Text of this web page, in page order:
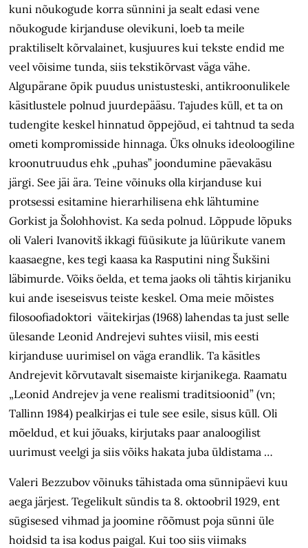
kuni nõukogude korra sünnini ja sealt edasi vene
nõukogude kirjanduse olevikuni, loeb ta meile
praktiliselt kõrvalainet, kusjuures kui tekste endid me
veel võisime tunda, siis tekstikõrvast väga vähe.
Algupärane õpik puudus unistusteski, antikroonulikele
käsitlustele polnud juurdepääsu. Tajudes küll, et ta on
tudengite keskel hinnatud õppejõud, ei tahtnud ta seda
ometi kompromisside hinnaga. Üks olnuks ideoloogiline
kroonutruudus ehk „puhas” joondumine päevakäsu
järgi. See jäi ära. Teine võinuks olla kirjanduse kui
protsessi esitamine hierarhilisena ehk lähtumine
Gorkist ja Šolohhovist. Ka seda polnud. Lõppude lõpuks
oli Valeri Ivanovitš ikkagi füüsikute ja lüürikute vanem
kaasaegne, kes tegi kaasa ka Rasputini ning Šukšini
läbimurde. Võiks öelda, et tema jaoks oli tähtis kirjaniku
kui ande iseseisvus teiste keskel. Oma meie mõistes
filosoofiadoktori väitekirjas (1968) lahendas ta just selle
ülesande Leonid Andrejevi suhtes viisil, mis eesti
kirjanduse uurimisel on väga erandlik. Ta käsitles
Andrejevit kõrvutavalt sisemaiste kirjanikega. Raamatu
„Leonid Andrejev ja vene realismi traditsioonid” (vn;
Tallinn 1984) pealkirjas ei tule see esile, sisus küll. Oli
mõeldud, et kui jõuaks, kirjutaks paar analoogilist
uurimust veelgi ja siis võiks hakata juba üldistama …
Valeri Bezzubov võinuks tähistada oma sünnipäevi kuu
aega järjest. Tegelikult sündis ta 8. oktoobril 1929, ent
sügisesed vihmad ja joomine rõõmust poja sünni üle
hoidsid ta isa kodus paigal. Kui too siis viimaks